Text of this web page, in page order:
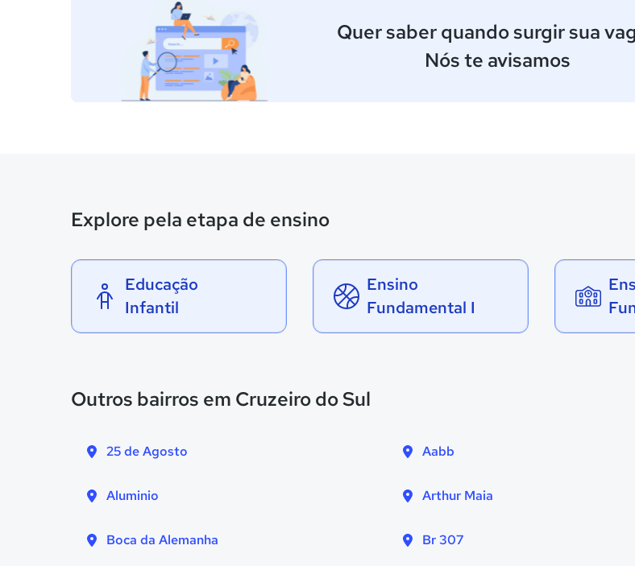
Quer saber quando surgir sua
Nós te avisamos
Explore pela etapa de ensino
Educação
Infantil
Ensino
Fundamental I
Outros bairros em Cruzeiro do Sul
25 de Agosto Aabb
Aluminio Arthur Maia
Boca da Alemanha Br 307